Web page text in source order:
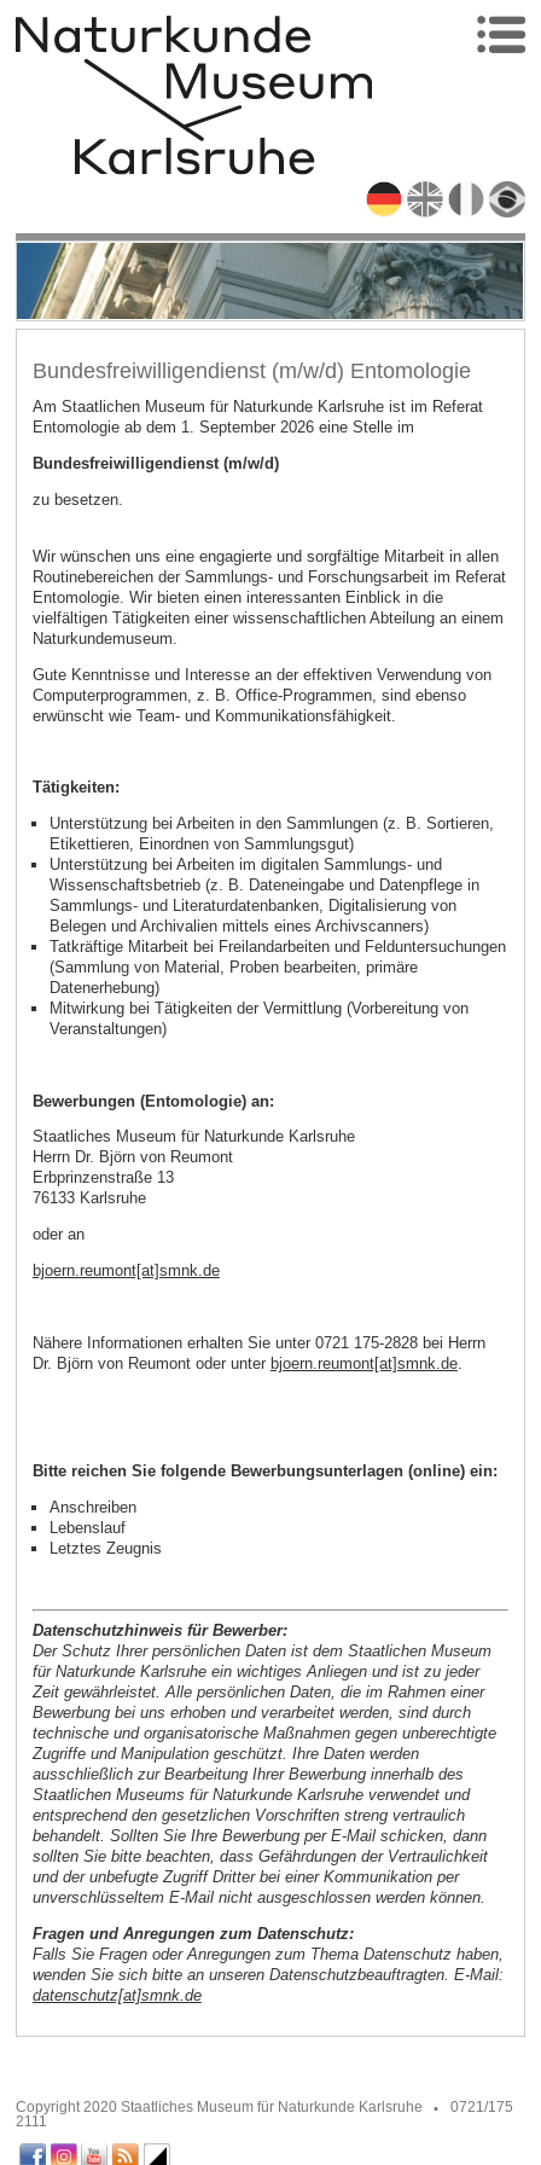
Bundesfreiwilligendienst (m/w/d) Entomologie
Am Staatlichen Museum für Naturkunde Karlsruhe ist im Referat
Entomologie ab dem 1. September 2026 eine Stelle im
Bundesfreiwilligendienst (m/w/d)
zu besetzen.
Wir wünschen uns eine engagierte und sorgfältige Mitarbeit in allen
Routinebereichen der Sammlungs- und Forschungsarbeit im Referat
Entomologie. Wir bieten einen interessanten Einblick in die
vielfältigen Tätigkeiten einer wissenschaftlichen Abteilung an einem
Naturkundemuseum.
Gute Kenntnisse und Interesse an der effektiven Verwendung von
Computerprogrammen, z. B. Office-Programmen, sind ebenso
erwünscht wie Team- und Kommunikationsfähigkeit.
Tätigkeiten:
Unterstützung bei Arbeiten in den Sammlungen (z. B. Sortieren,
Etikettieren, Einordnen von Sammlungsgut)
Unterstützung bei Arbeiten im digitalen Sammlungs- und
Wissenschaftsbetrieb (z. B. Dateneingabe und Datenpflege in
Sammlungs- und Literaturdatenbanken, Digitalisierung von
Belegen und Archivalien mittels eines Archivscanners)
Tatkräftige Mitarbeit bei Freilandarbeiten und Felduntersuchungen
(Sammlung von Material, Proben bearbeiten, primäre
Datenerhebung)
Mitwirkung bei Tätigkeiten der Vermittlung (Vorbereitung von
Veranstaltungen)
Bewerbungen (Entomologie) an:
Staatliches Museum für Naturkunde Karlsruhe
Herrn Dr. Björn von Reumont
Erbprinzenstraße 13
76133 Karlsruhe
oder an
bjoern.reumont[at]smnk.de
Nähere Informationen erhalten Sie unter 0721 175-2828 bei Herrn
Dr. Björn von Reumont oder unter bjoern.reumont[at]smnk.de.
Bitte reichen Sie folgende Bewerbungsunterlagen (online) ein:
Anschreiben
Lebenslauf
Letztes Zeugnis
Datenschutzhinweis für Bewerber:
Der Schutz Ihrer persönlichen Daten ist dem Staatlichen Museum
für Naturkunde Karlsruhe ein wichtiges Anliegen und ist zu jeder
Zeit gewährleistet. Alle persönlichen Daten, die im Rahmen einer
Bewerbung bei uns erhoben und verarbeitet werden, sind durch
technische und organisatorische Maßnahmen gegen unberechtigte
Zugriffe und Manipulation geschützt. Ihre Daten werden
ausschließlich zur Bearbeitung Ihrer Bewerbung innerhalb des
Staatlichen Museums für Naturkunde Karlsruhe verwendet und
entsprechend den gesetzlichen Vorschriften streng vertraulich
behandelt. Sollten Sie Ihre Bewerbung per E-Mail schicken, dann
sollten Sie bitte beachten, dass Gefährdungen der Vertraulichkeit
und der unbefugte Zugriff Dritter bei einer Kommunikation per
unverschlüsseltem E-Mail nicht ausgeschlossen werden können.
Fragen und Anregungen zum Datenschutz:
Falls Sie Fragen oder Anregungen zum Thema Datenschutz haben,
wenden Sie sich bitte an unseren Datenschutzbeauftragten. E-Mail:
datenschutz[at]smnk.de
Copyright 2020 Staatliches Museum für Naturkunde Karlsruhe
0721/175
2111